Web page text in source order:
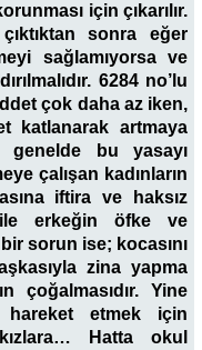
için çıkarılır.
sonra eğer
sağlamıyorsa ve
6284 no’lu
çok daha az iken,
katlanarak artmaya
genelde bu yasayı
çalışan kadınların
iftira ve haksız
ile erkeğin öfke ve
bir sorun ise; kocasını
zina yapma
çoğalmasıdır. Yine
etmek için
Hatta okul